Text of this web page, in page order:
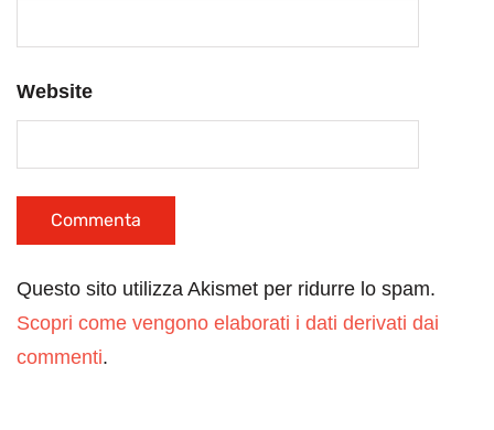
Website
Questo sito utilizza Akismet per ridurre lo spam.
Scopri come vengono elaborati i dati derivati dai
commenti.